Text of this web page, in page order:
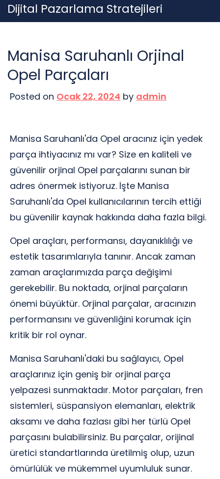
Skip
to
Dijital Pazarlama Stratejileri
Manisa Saruhanlı Orjinal
Opel Parçaları
Posted on Ocak 22, 2024 by admin
Manisa Saruhanlı'da Opel aracınız için yedek
parça ihtiyacınız mı var? Size en kaliteli ve
güvenilir orjinal Opel parçalarını sunan bir
adres önermek istiyoruz. İşte Manisa
Saruhanlı'da Opel kullanıcılarının tercih ettiği
bu güvenilir kaynak hakkında daha fazla bilgi.
Opel araçları, performansı, dayanıklılığı ve
estetik tasarımlarıyla tanınır. Ancak zaman
zaman araçlarımızda parça değişimi
gerekebilir. Bu noktada, orjinal parçaların
önemi büyüktür. Orjinal parçalar, aracınızın
performansını ve güvenliğini korumak için
kritik bir rol oynar.
Manisa Saruhanlı'daki bu sağlayıcı, Opel
araçlarınız için geniş bir orjinal parça
yelpazesi sunmaktadır. Motor parçaları, fren
sistemleri, süspansiyon elemanları, elektrik
aksamı ve daha fazlası gibi her türlü Opel
parçasını bulabilirsiniz. Bu parçalar, orijinal
üretici standartlarında üretilmiş olup, uzun
ömürlülük ve mükemmel uyumluluk sunar.